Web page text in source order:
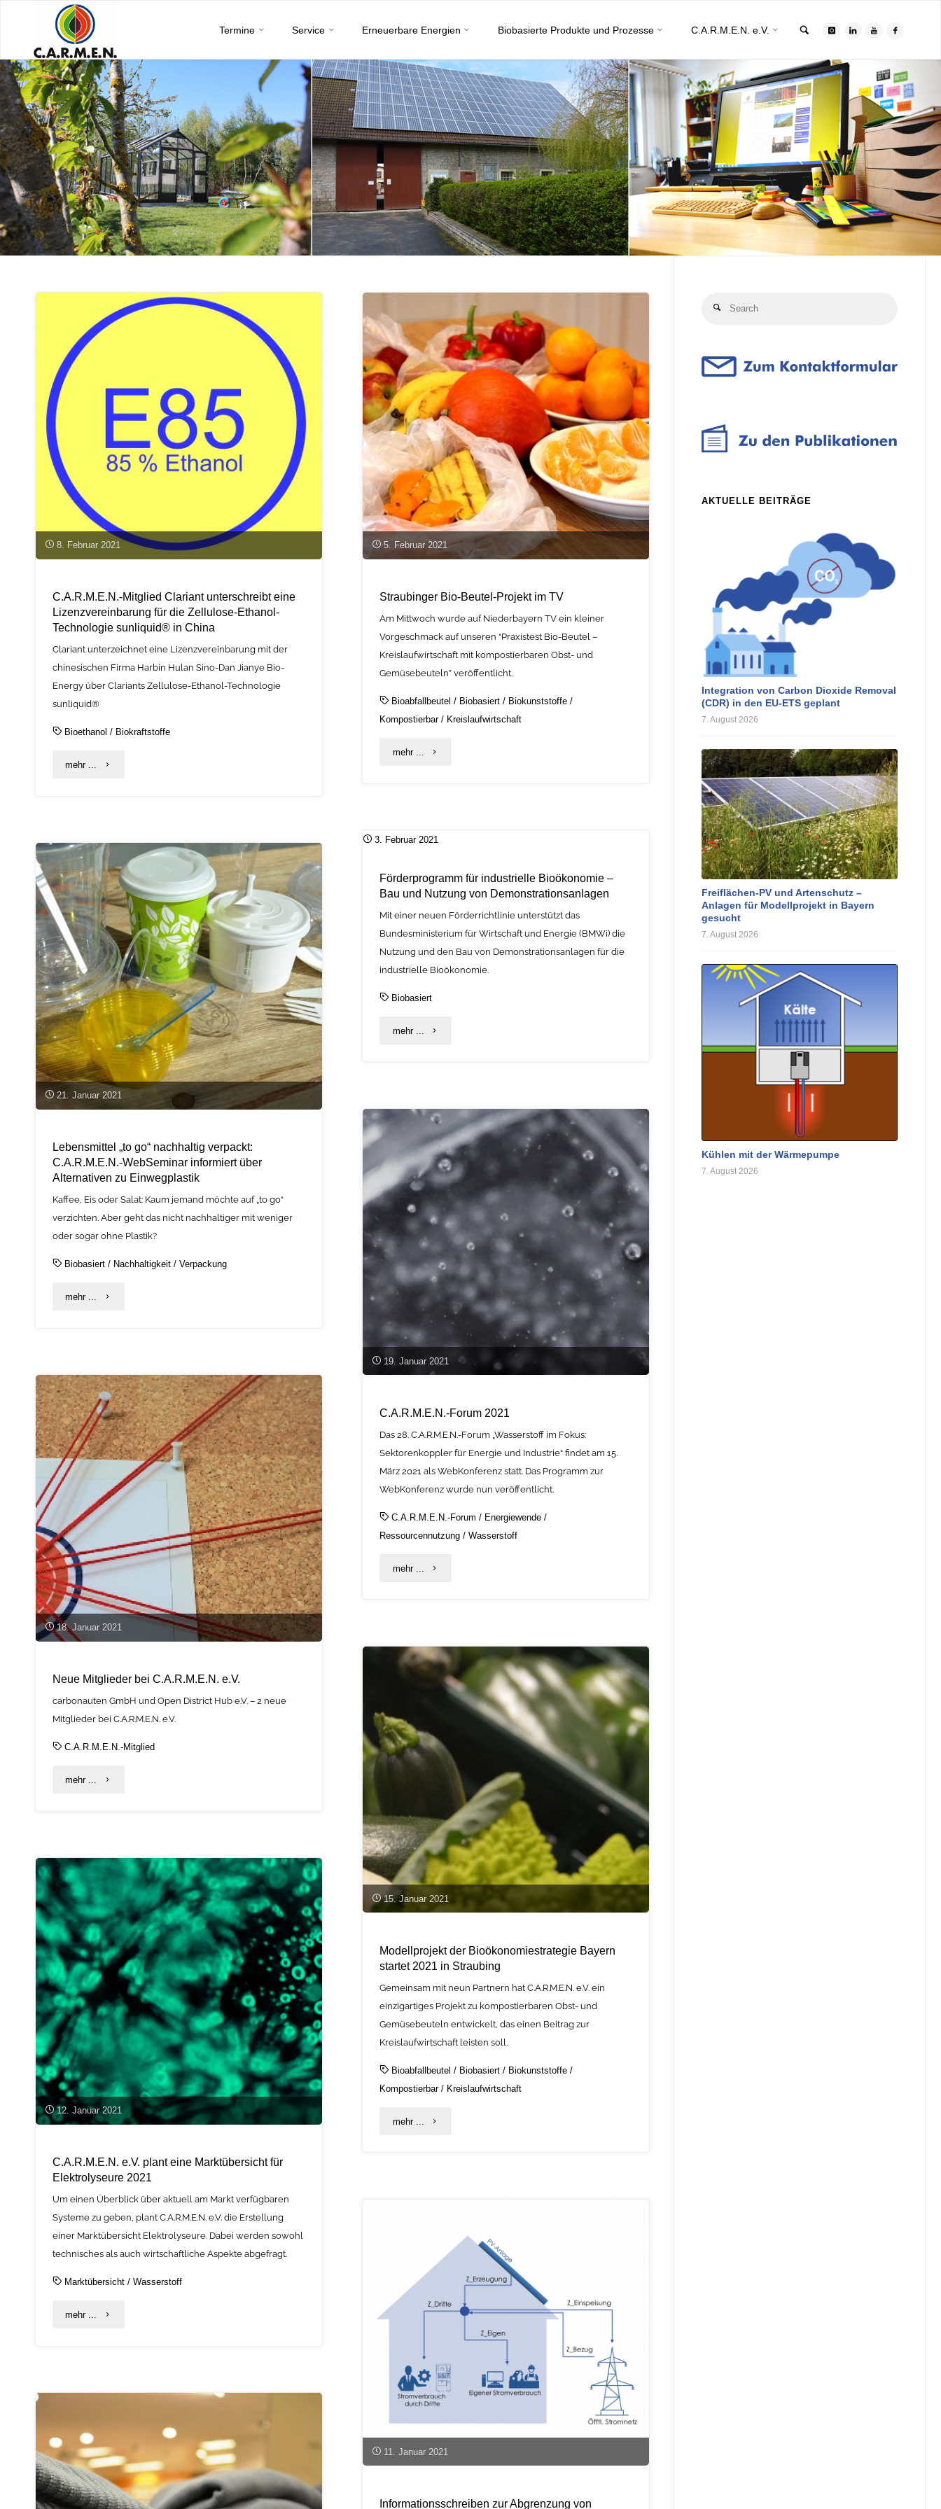
Termine Service Erneuerbare Energien Biobasierte Produkte und Prozesse C.A.R.M.E.N. e.V.
8. Februar 2021
C.A.R.M.E.N.-Mitglied Clariant unterschreibt eine
Lizenzvereinbarung für die Zellulose-Ethanol-
Technologie sunliquid® in China
Clariant unterzeichnet eine Lizenzvereinbarung mit der
chinesischen Firma Harbin Hulan Sino-Dan Jianye Bio-
Energy über Clariants Zellulose-Ethanol-Technologie
sunliquid®
Bioethanol / Biokraftstoffe
mehr ... "C.A.R.M.E.N.-
unterschreibt
eine
Lizenzvereinbarung
für
die
Zellulose-
Ethanol-
Technologie
sunliquid®
in
5. Februar 2021
Straubinger Bio-Beutel-Projekt im TV
Am Mittwoch wurde auf Niederbayern TV ein kleiner
Vorgeschmack auf unseren “Praxistest Bio-Beutel –
Kreislaufwirtschaft mit kompostierbaren Obst- und
Gemüsebeuteln” veröffentlicht.
Bioabfallbeutel / Biobasiert / Biokunststoffe /
Kompostierbar/ Kreislaufwirtschaft
mehr ... "Straubinger
TV"
3. Februar 2021
Förderprogramm für industrielle Bioökonomie –
Bau und Nutzung von Demonstrationsanlagen
Mit einer neuen Förderrichtlinie unterstützt das
Bundesministerium für Wirtschaft und Energie (BMWi) die
Nutzung und den Bau von Demonstrationsanlagen für die
industrielle Bioökonomie.
Biobasiert
mehr ... "Förderprogramm
Bioökonomie
–
Bau
Nutzung
von
Demonstrationsanlagen"
21. Januar 2021
Lebensmittel „to go“ nachhaltig verpackt:
C.A.R.M.E.N.-WebSeminar informiert über
Alternativen zu Einwegplastik
Kaffee, Eis oder Salat: Kaum jemand möchte auf „to go“
verzichten. Aber geht das nicht nachhaltiger mit weniger
oder sogar ohne Plastik?
Biobasiert / Nachhaltigkeit /Verpackung
mehr ... "Lebensmittel
nachhaltig
verpackt:
C.A.R.M.E.N.-
WebSeminar
informiert
über
Alternativen
zu
Einwegplastik"
19. Januar 2021
C.A.R.M.E.N.-Forum 2021
Das 28. C.A.R.M.E.N.-Forum „Wasserstoff im Fokus:
Sektorenkoppler für Energie und Industrie“ findet am 15.
März 2021 als WebKonferenz statt. Das Programm zur
WebKonferenz wurde nun veröffentlicht.
C.A.R.M.E.N.-Forum / Energiewende /
Ressourcennutzung /Wasserstoff
mehr ... "C.A.R.M.E.N.-
18. Januar 2021
Neue Mitglieder bei C.A.R.M.E.N. e.V.
carbonauten GmbH und Open District Hub e.V. – 2 neue
Mitglieder bei C.A.R.M.E.N. e.V.
C.A.R.M.E.N.-Mitglied
mehr ... "Neue
C.A.R.M.E.N.
15. Januar 2021
Modellprojekt der Bioökonomiestrategie Bayern
startet 2021 in Straubing
Gemeinsam mit neun Partnern hat C.A.R.M.E.N. e.V. ein
einzigartiges Projekt zu kompostierbaren Obst- und
Gemüsebeuteln entwickelt, das einen Beitrag zur
Kreislaufwirtschaft leisten soll.
Bioabfallbeutel / Biobasiert / Biokunststoffe /
Kompostierbar/ Kreislaufwirtschaft
mehr ... "Modellprojekt
2021
Straubing"
12. Januar 2021
C.A.R.M.E.N. e.V. plant eine Marktübersicht für
Elektrolyseure 2021
Um einen Überblick über aktuell am Markt verfügbaren
Systeme zu geben, plant C.A.R.M.E.N. e.V. die Erstellung
einer Marktübersicht Elektrolyseure. Dabei werden sowohl
technisches als auch wirtschaftliche Aspekte abgefragt.
Marktübersicht /Wasserstoff
mehr ... "C.A.R.M.E.N.
eine
für
Elektrolyseure
2021"
11. Januar 2021
Informationsschreiben zur Abgrenzung von
Search
AKTUELLE BEITRÄGE
Integration von Carbon Dioxide Removal
(CDR) in den EU-ETS geplant
7. August 2026
Freiflächen-PV und Artenschutz –
Anlagen für Modellprojekt in Bayern
gesucht
7. August 2026
Kühlen mit der Wärmepumpe
7. August 2026